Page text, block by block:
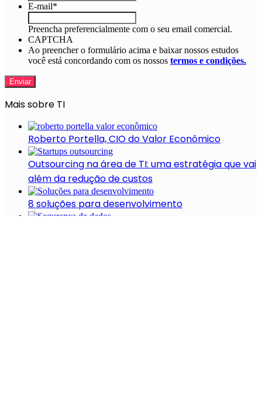
E-mail*
Preencha preferencialmente com o seu email comercial.
CAPTCHA
Ao preencher o formulário acima e baixar nossos estudos
você está concordando com os nossos termos e condições.
Mais sobre TI
Roberto Portella, CIO do Valor Econômico
Outsourcing na área de TI: uma estratégia que vai
além da redução de custos
8 soluções para desenvolvimento